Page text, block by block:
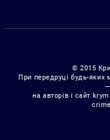
© 2015
При передруці будь-яких
—
на авторів і сайт